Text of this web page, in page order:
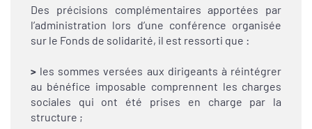
Des précisions complémentaires apportées par
l’administration lors d’une conférence organisée
sur le Fonds de solidarité, il est ressorti que :
>les sommes versées aux dirigeants à réintégrer
au bénéfice imposable comprennent les charges
sociales qui ont été prises en charge par la
structure ;